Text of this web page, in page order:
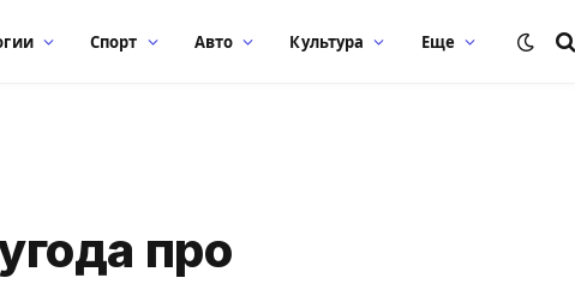
Спорт Авто Культура Еще
про